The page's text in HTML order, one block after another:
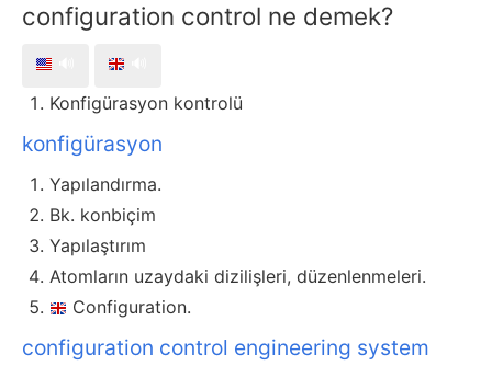
configuration control ne demek?
Konfigürasyon kontrolü
konfigürasyon
Yapılandırma.
Bk. konbiçim
Yapılaştırım
Atomların uzaydaki dizilişleri, düzenlenmeleri.
Configuration.
configuration control engineering system